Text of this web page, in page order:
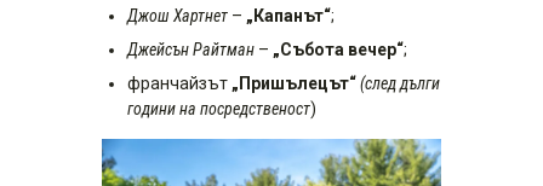
Джош Хартнет – „Капанът“;
Джейсън Райтман – „Събота вечер“;
франчайзът „Пришълецът“(след дълги
години на посредственост)